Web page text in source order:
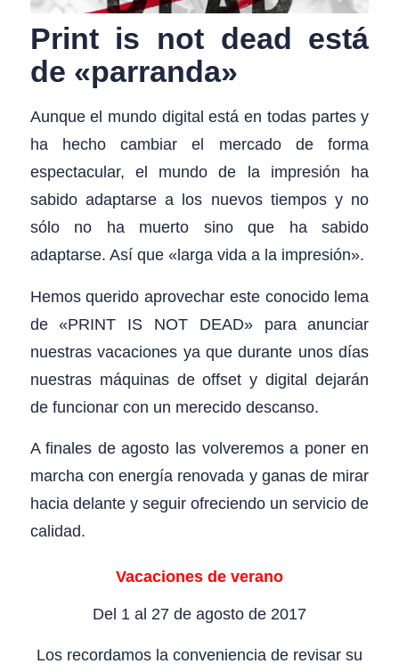
Print is not dead está
de «parranda»
Aunque el mundo digital está en todas partes y
ha hecho cambiar el mercado de forma
espectacular, el mundo de la impresión ha
sabido adaptarse a los nuevos tiempos y no
sólo no ha muerto sino que ha sabido
adaptarse. Así que «larga vida a la impresión».
Hemos querido aprovechar este conocido lema
de «PRINT IS NOT DEAD» para anunciar
nuestras vacaciones ya que durante unos días
nuestras máquinas de offset y digital dejarán
de funcionar con un merecido descanso.
A finales de agosto las volveremos a poner en
marcha con energía renovada y ganas de mirar
hacia delante y seguir ofreciendo un servicio de
calidad.
Vacaciones de verano
Del 1 al 27 de agosto de 2017
Los recordamos la conveniencia de revisar su